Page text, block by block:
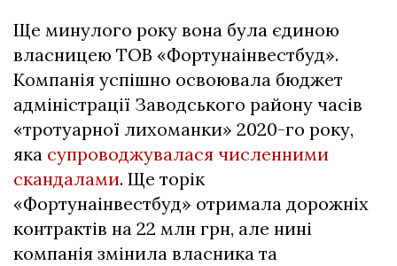
Ще минулого року вона була єдиною
власницею ТОВ «Фортунаінвестбуд».
Компанія успішно освоювала бюджет
адміністрації Заводського району часів
«тротуарної лихоманки» 2020-го року,
яка супроводжувалася численними
скандалами. Ще торік
«Фортунаінвестбуд» отримала дорожніх
контрактів на 22 млн грн, але нині
компанія змінила власника та